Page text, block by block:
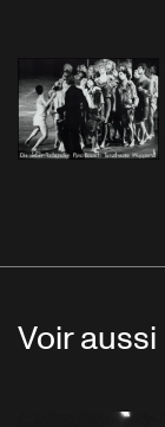
Voir aussi